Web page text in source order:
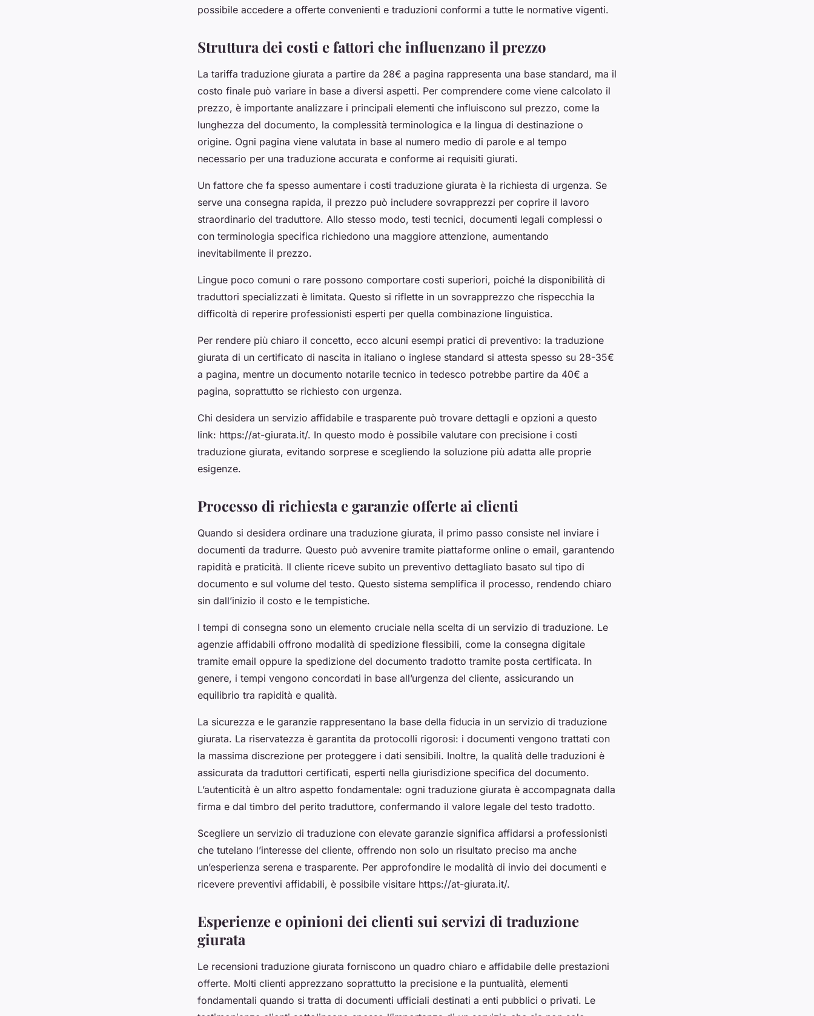
possibile accedere a offerte convenienti e traduzioni conformi a tutte le normative vigenti.
Struttura dei costi e fattori che influenzano il prezzo
La tariffa traduzione giurata a partire da 28€ a pagina rappresenta una base standard, ma il
costo finale può variare in base a diversi aspetti. Per comprendere come viene calcolato il
prezzo, è importante analizzare i principali elementi che influiscono sul prezzo, come la
lunghezza del documento, la complessità terminologica e la lingua di destinazione o
origine. Ogni pagina viene valutata in base al numero medio di parole e al tempo
necessario per una traduzione accurata e conforme ai requisiti giurati.
Un fattore che fa spesso aumentare i costi traduzione giurata è la richiesta di urgenza. Se
serve una consegna rapida, il prezzo può includere sovrapprezzi per coprire il lavoro
straordinario del traduttore. Allo stesso modo, testi tecnici, documenti legali complessi o
con terminologia specifica richiedono una maggiore attenzione, aumentando
inevitabilmente il prezzo.
Lingue poco comuni o rare possono comportare costi superiori, poiché la disponibilità di
traduttori specializzati è limitata. Questo si riflette in un sovrapprezzo che rispecchia la
difficoltà di reperire professionisti esperti per quella combinazione linguistica.
Per rendere più chiaro il concetto, ecco alcuni esempi pratici di preventivo: la traduzione
giurata di un certificato di nascita in italiano o inglese standard si attesta spesso su 28-35€
a pagina, mentre un documento notarile tecnico in tedesco potrebbe partire da 40€ a
pagina, soprattutto se richiesto con urgenza.
Chi desidera un servizio affidabile e trasparente può trovare dettagli e opzioni a questo
link: https://at-giurata.it/. In questo modo è possibile valutare con precisione i costi
traduzione giurata, evitando sorprese e scegliendo la soluzione più adatta alle proprie
esigenze.
Processo di richiesta e garanzie offerte ai clienti
Quando si desidera ordinare una traduzione giurata, il primo passo consiste nel inviare i
documenti da tradurre. Questo può avvenire tramite piattaforme online o email, garantendo
rapidità e praticità. Il cliente riceve subito un preventivo dettagliato basato sul tipo di
documento e sul volume del testo. Questo sistema semplifica il processo, rendendo chiaro
sin dall’inizio il costo e le tempistiche.
I tempi di consegna sono un elemento cruciale nella scelta di un servizio di traduzione. Le
agenzie affidabili offrono modalità di spedizione flessibili, come la consegna digitale
tramite email oppure la spedizione del documento tradotto tramite posta certificata. In
genere, i tempi vengono concordati in base all’urgenza del cliente, assicurando un
equilibrio tra rapidità e qualità.
La sicurezza e le garanzie rappresentano la base della fiducia in un servizio di traduzione
giurata. La riservatezza è garantita da protocolli rigorosi: i documenti vengono trattati con
la massima discrezione per proteggere i dati sensibili. Inoltre, la qualità delle traduzioni è
assicurata da traduttori certificati, esperti nella giurisdizione specifica del documento.
L’autenticità è un altro aspetto fondamentale: ogni traduzione giurata è accompagnata dalla
firma e dal timbro del perito traduttore, confermando il valore legale del testo tradotto.
Scegliere un servizio di traduzione con elevate garanzie significa affidarsi a professionisti
che tutelano l’interesse del cliente, offrendo non solo un risultato preciso ma anche
un’esperienza serena e trasparente. Per approfondire le modalità di invio dei documenti e
ricevere preventivi affidabili, è possibile visitare https://at-giurata.it/.
Esperienze e opinioni dei clienti sui servizi di traduzione
giurata
Le recensioni traduzione giurata forniscono un quadro chiaro e affidabile delle prestazioni
offerte. Molti clienti apprezzano soprattutto la precisione e la puntualità, elementi
fondamentali quando si tratta di documenti ufficiali destinati a enti pubblici o privati. Le